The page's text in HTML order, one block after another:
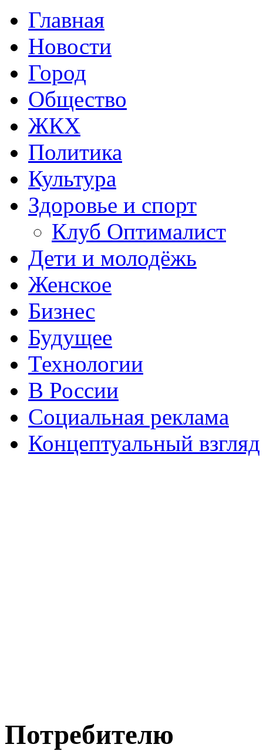
Главная
Новости
Город
Общество
ЖКХ
Политика
Культура
Здоровье и спорт
Клуб Оптималист
Дети и молодёжь
Женское
Бизнес
Будущее
Технологии
В России
Социальная реклама
Концептуальный взгляд
Потребителю